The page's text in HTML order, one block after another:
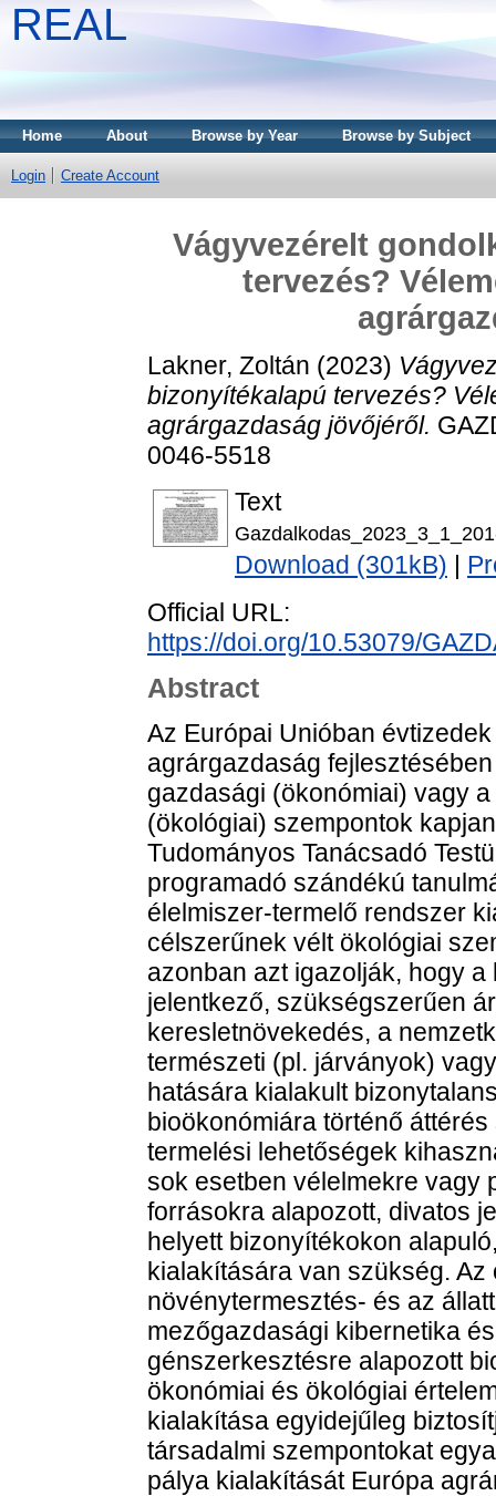
REAL
Home About Browse by Year Browse by Subject
Login Create Account
Vágyvezérelt
tervezés?
Lakner, Zoltán (2023)
bizonyítékalapú tervezés?
agrárgazdaság jövőjéről.
0046-5518
Text
Download (301kB)
Official URL:
https://doi.org/10.53079/
Abstract
Az Európai Unióban
agrárgazdaság
gazdasági (ökonómiai) vagy
(ökológiai) szempontok
Tudományos Tanácsadó
programadó szándékú
élelmiszer-termelő rendszer
célszerűnek vélt ökológiai
azonban azt igazolják, hogy
jelentkező, szükségszerűen
keresletnövekedés, a
természeti (pl. járványok)
hatására kialakult
bioökonómiára történő
termelési lehetőségek
sok esetben vélelmekre vagy
forrásokra alapozott, divatos
helyett bizonyítékokon
kialakítására van szükség.
növénytermesztés- és az
mezőgazdasági kibernetika
génszerkesztésre alapozott
ökonómiai és ökológiai
kialakítása egyidejűleg
társadalmi szempontokat
pálya kialakítását Európa